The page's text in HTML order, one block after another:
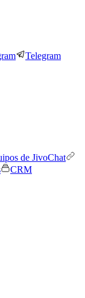
Telegram
de JivoChat
CRM